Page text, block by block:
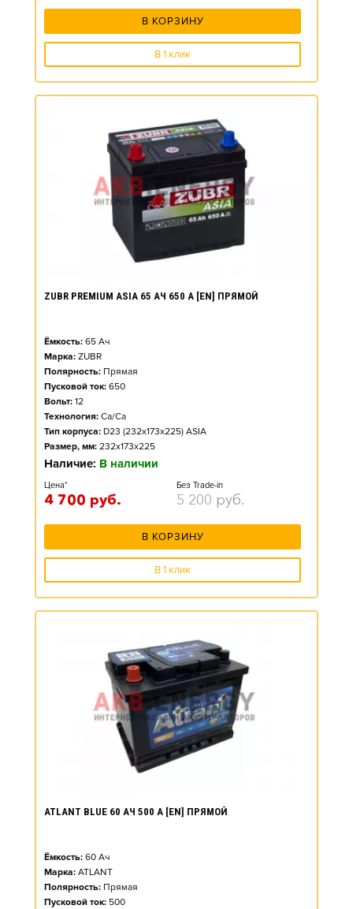
В КОРЗИНУ
В 1 клик
ZUBR PREMIUM ASIA 65 АЧ 650 А [EN] ПРЯМОЙ
Ёмкость: 65 Ач
Марка: ZUBR
Полярность: Прямая
Пусковой ток: 650
Вольт: 12
Технология: Ca/Ca
Тип корпуса: D23 (232x173x225) ASIA
Размер, мм: 232x173x225
Наличие: В наличии
Цена*
4 700 руб.
Без Trade-in
5 200 руб.
В КОРЗИНУ
В 1 клик
ATLANT BLUE 60 АЧ 500 А [EN] ПРЯМОЙ
Ёмкость: 60 Ач
Марка: ATLANT
Полярность: Прямая
Пусковой ток: 500